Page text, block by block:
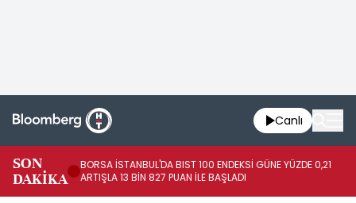
Canlı
SON
DAKİKA
BORSA İSTANBUL'DA BIST 100 ENDEKSİ GÜNE YÜZDE 0,21
ARTIŞLA 13 BİN 827 PUAN İLE BAŞLADI